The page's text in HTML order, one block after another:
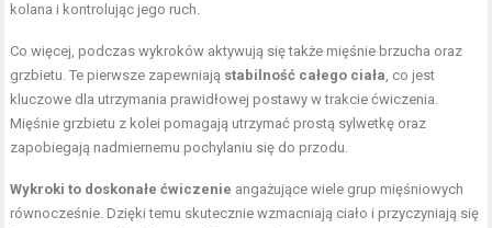
kolana i kontrolując jego ruch.
Co więcej, podczas wykroków aktywują się także mięśnie brzucha oraz
grzbietu. Te pierwsze zapewniają stabilność całego ciała, co jest
kluczowe dla utrzymania prawidłowej postawy w trakcie ćwiczenia.
Mięśnie grzbietu z kolei pomagają utrzymać prostą sylwetkę oraz
zapobiegają nadmiernemu pochylaniu się do przodu.
Wykroki to doskonałe ćwiczenie angażujące wiele grup mięśniowych
równocześnie. Dzięki temu skutecznie wzmacniają ciało i przyczyniają się